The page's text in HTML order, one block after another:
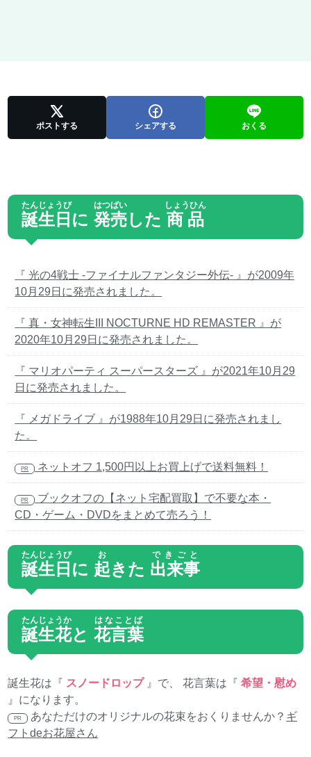
ポストする シェアする おくる
誕生日
たんじょうび
に発売
はつばい
した商品
しょうひん
『 光の4戦士 -ファイナルファンタジー外伝- 』が2009年
10月29日に発売されました。
『 真・女神転生III NOCTURNE HD REMASTER 』が
2020年10月29日に発売されました。
『 マリオパーティ スーパースターズ 』が2021年10月29
日に発売されました。
『 メガドライブ 』が1988年10月29日に発売されまし
た。
PR ネットオフ 1,500円以上お買上げで送料無料！
PR
ブックオフの【ネット宅配買取】で不要な本・
CD・ゲーム・DVDをまとめて売ろう！
誕生日
たんじょうび
に 起
お
きた 出来事
できごと
誕生花
たんじょうか
と花言葉
はなことば
誕生花は『 スノードロップ』で、 花言葉は『希望・慰め
』になります。
PR あなただけのオリジナルの花束をおくりませんか？ ギ
フトdeお花屋さん